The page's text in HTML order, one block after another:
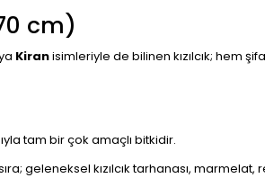
cm)
Kiranisimleriyle de bilinen kızılcık; hem
tam bir çok amaçlı bitkidir.
geleneksel kızılcık tarhanası,